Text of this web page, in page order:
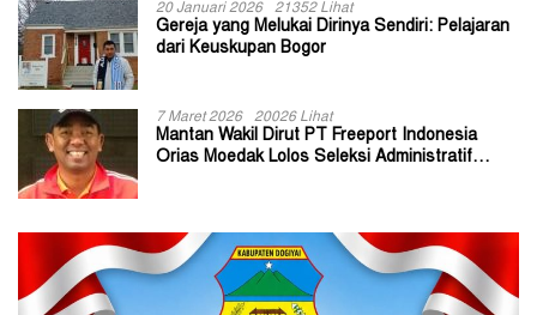
20 Januari 2026 21352 Lihat
Gereja yang Melukai Dirinya Sendiri: Pelajaran
dari Keuskupan Bogor
7 Maret 2026 20026 Lihat
Mantan Wakil Dirut PT Freeport Indonesia
Orias Moedak Lolos Seleksi Administratif